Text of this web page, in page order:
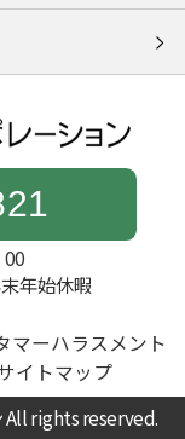
年始休暇
マーハラスメント
イトマップ
All rights reserved.